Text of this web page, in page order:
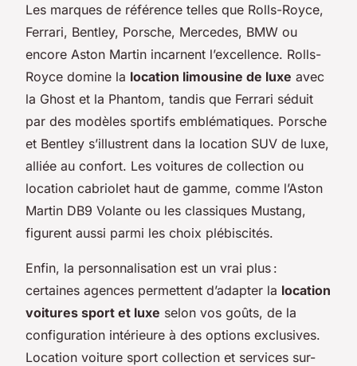
Les marques de référence telles que Rolls-Royce,
Ferrari, Bentley, Porsche, Mercedes, BMW ou
encore Aston Martin incarnent l’excellence. Rolls-
Royce domine la location limousine de luxe avec
la Ghost et la Phantom, tandis que Ferrari séduit
par des modèles sportifs emblématiques. Porsche
et Bentley s’illustrent dans la location SUV de luxe,
alliée au confort. Les voitures de collection ou
location cabriolet haut de gamme, comme l’Aston
Martin DB9 Volante ou les classiques Mustang,
figurent aussi parmi les choix plébiscités.
Enfin, la personnalisation est un vrai plus :
certaines agences permettent d’adapter la location
voitures sport et luxe selon vos goûts, de la
configuration intérieure à des options exclusives.
Location voiture sport collection et services sur-